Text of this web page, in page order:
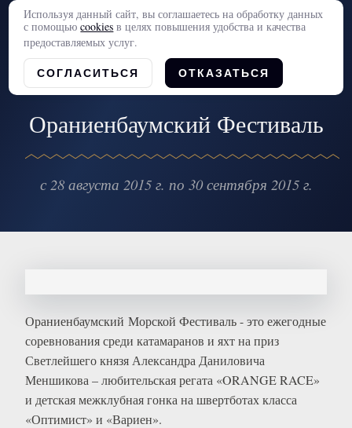
Ораниенбаумский Фестиваль
с 28 августа 2015 г. по 30 сентября 2015 г.
Ораниенбаумский Морской Фестиваль - это ежегодные
соревнования среди катамаранов и яхт на приз
Светлейшего князя Александра Даниловича
Меншикова – любительская регата «ORANGE RACE»
и детская межклубная гонка на швертботах класса
«Оптимист» и «Вариен».
Используя данный сайт, вы соглашаетесь на обработку данных
с помощьюcookies в целях повышения удобства и качества
предоставляемых услуг.
СОГЛАСИТЬСЯ ОТКАЗАТЬСЯ